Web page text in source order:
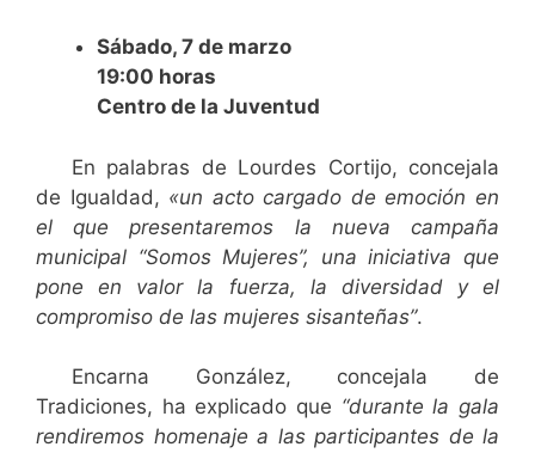
Sábado, 7 de marzo
19:00 horas
Centro de la Juventud
En palabras de Lourdes Cortijo, concejala
de Igualdad, «un acto cargado de emoción en
el que presentaremos la nueva campaña
municipal “Somos Mujeres”, una iniciativa que
pone en valor la fuerza, la diversidad y el
compromiso de las mujeres sisanteñas”.
Encarna González, concejala de
Tradiciones, ha explicado que “durante la gala
rendiremos homenaje a las participantes de la